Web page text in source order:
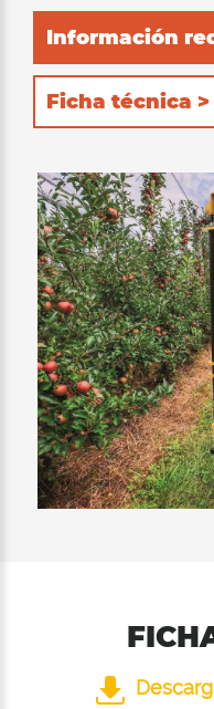
different heights,
and loading
hydraulically
predisposition for
shifter and radial
on the truck.
Información
Ficha técnica >